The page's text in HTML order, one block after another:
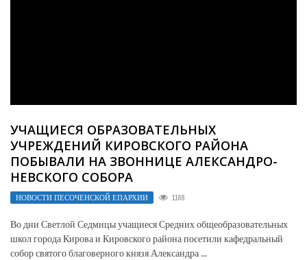
УЧАЩИЕСЯ ОБРАЗОВАТЕЛЬНЫХ
УЧРЕЖДЕНИЙ КИРОВСКОГО РАЙОНА
ПОБЫВАЛИ НА ЗВОННИЦЕ АЛЕКСАНДРО-
НЕВСКОГО СОБОРА
НОВОСТИ ПЕСОЧЕНСКОЙ ЕПАРХИИ 1168
Во дни Светлой Седмицы учащиеся Средних общеобразовательных
школ города Кирова и Кировского района посетили кафедральный
собор святого благоверного князя Александра ...